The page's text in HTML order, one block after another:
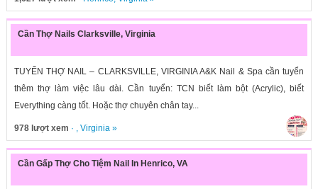
Cần Thợ Nails Clarksville, Virginia
TUYỂN THỢ NAIL – CLARKSVILLE, VIRGINIA A&K Nail & Spa cần tuyển
thêm thợ làm việc lâu dài. Cần tuyển: TCN biết làm bột (Acrylic), biết
Everything càng tốt. Hoặc thợ chuyên chân tay...
978 lượt xem · , Virginia»
Cần Gấp Thợ Cho Tiệm Nail In Henrico, VA